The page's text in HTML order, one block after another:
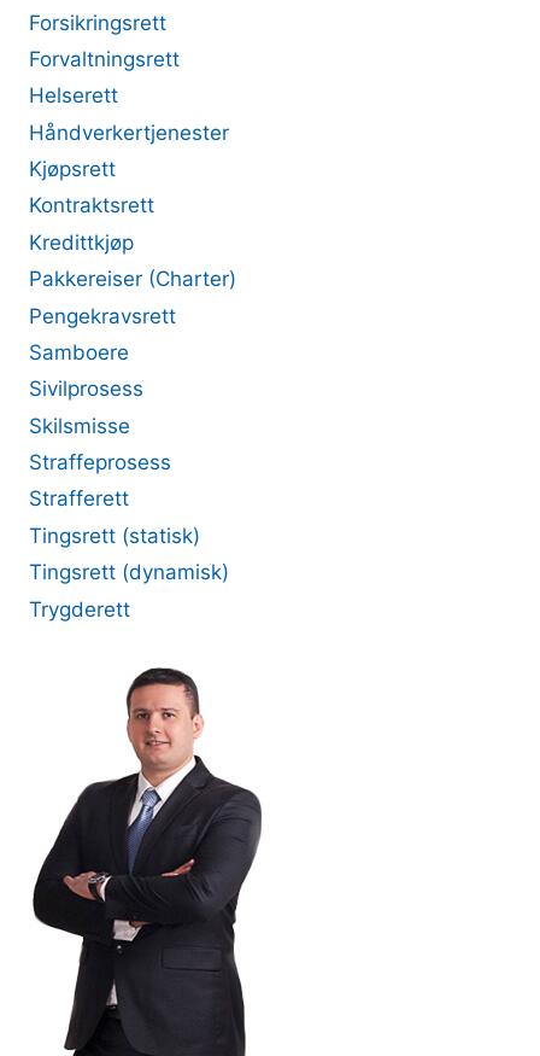
Forsikringsrett
Forvaltningsrett
Helserett
Håndverkertjenester
Kjøpsrett
Kontraktsrett
Kredittkjøp
Pakkereiser (Charter)
Pengekravsrett
Samboere
Sivilprosess
Skilsmisse
Straffeprosess
Strafferett
Tingsrett (statisk)
Tingsrett (dynamisk)
Trygderett